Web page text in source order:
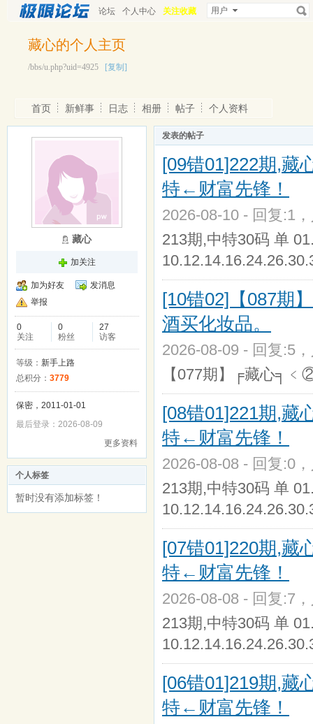
论坛 个人中心 关注收藏 用户
藏心的个人主页
/bbs/u.php?uid=4925 [复制]
首页 新鲜事 日志 相册 帖子 个人资料
藏心
加关注
加为好友
发消息
举报
0
关注
0
粉丝
27
访客
等级： 新手上路
总积分： 3779
保密，2011-01-01
最后登录：2026-08-09
更多资料
个人标签
暂时没有添加标签！
发表的帖子
[09错01]222期,藏
特←财富先锋！
2026-08-10 - 回复:1
213期,中特30码 单
[10错02]【087期
酒买化妆品。
2026-08-09 - 回复:5
【077期】╒藏心
[08错01]221期,藏
特←财富先锋！
2026-08-08 - 回复:0
213期,中特30码 单
[07错01]220期,藏
特←财富先锋！
2026-08-08 - 回复:7
213期,中特30码 单
[06错01]219期,藏
特←财富先锋！